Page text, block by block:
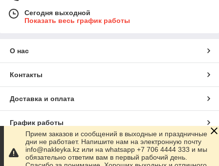
Сегодня выходной
Показать весь график работы
О нас
Контакты
Доставка и оплата
График работы
Полная версия сайта
Прием заказов и сообщений в выходные и праздничные
дни не работает. Напишите нам на электронную почту
info@nakleyka.kz или на whatsapp +7 706 4444 333 и мы
обязательно ответим вам в первый рабочий день.